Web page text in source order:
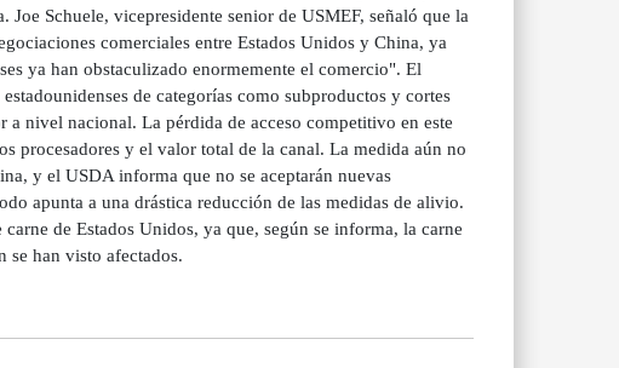
Schuele, vicepresidente senior de USMEF, señaló que la
comerciales entre Estados Unidos y China, ya
ya han obstaculizado enormemente el comercio". El
de categorías como subproductos y cortes
nivel nacional. La pérdida de acceso competitivo en este
procesadores y el valor total de la canal. La medida aún no
y el USDA informa que no se aceptarán nuevas
apunta a una drástica reducción de las medidas de alivio.
de Estados Unidos, ya que, según se informa, la carne
se han visto afectados.